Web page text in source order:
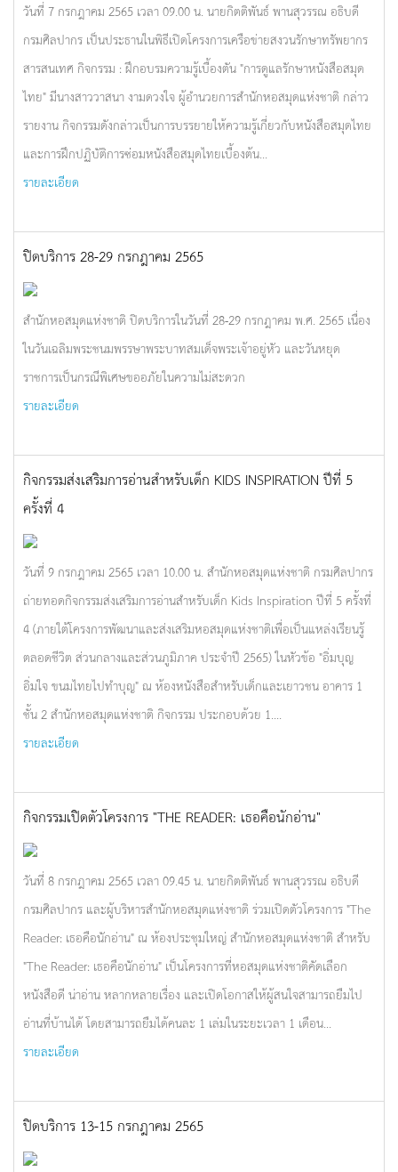
วันที่ 7 กรกฎาคม 2565 เวลา 09.00 น. นายกิตติพันธ์ พานสุวรรณ อธิบดี
กรมศิลปากร เป็นประธานในพิธีเปิดโครงการเครือข่ายสงวนรักษาทรัพยากร
สารสนเทศ กิจกรรม : ฝึกอบรมความรู้เบื้องตัน "การดูแลรักษาหนังสือสมุด
ไทย" มีนางสาววาสนา งามดวงใจ ผู้อำนวยการสำนักหอสมุดแห่งชาติ กล่าว
รายงาน กิจกรรมดังกล่าวเป็นการบรรยายให้ความรู้เกี่ยวกับหนังสือสมุดไทย
และการฝึกปฏิบัติการซ่่อมหนังสือสมุดไทยเบื้องต้น...
รายละเอียด
ปิดบริการ 28-29 กรกฎาคม 2565
สำนักหอสมุดแห่งชาติ ปิดบริการในวันที่ 28-29 กรกฎาคม พ.ศ. 2565 เนื่อง
ในวันเฉลิมพระชนมพรรษาพระบาทสมเด็จพระเจ้าอยู่หัว และวันหยุด
ราชการเป็นกรณีพิเศษขออภัยในความไม่สะดวก
รายละเอียด
กิจกรรมส่งเสริมการอ่านสำหรับเด็ก KIDS INSPIRATION ปีที่ 5
ครั้งที่ 4
วันที่ 9 กรกฎาคม 2565 เวลา 10.00 น. สำนักหอสมุดแห่งชาติ กรมศิลปากร
ถ่ายทอดกิจกรรมส่งเสริมการอ่านสำหรับเด็ก Kids Inspiration ปีที่ 5 ครั้งที่
4 (ภายใต้โครงการพัฒนาและส่งเสริมหอสมุดแห่งชาติเพื่อเป็นแหล่งเรียนรู้
ตลอดชีวิต ส่วนกลางและส่วนภูมิภาค ประจำปี 2565) ในหัวข้อ "อิ่มบุญ
อิ่มใจ ขนมไทยไปทำบุญ" ณ ห้องหนังสือสำหรับเด็กและเยาวชน อาคาร 1
ชั้น 2 สำนักหอสมุดแห่งชาติ กิจกรรม ประกอบด้วย 1....
รายละเอียด
กิจกรรมเปิดตัวโครงการ "THE READER: เธอคือนักอ่าน"
วันที่ 8 กรกฎาคม 2565 เวลา 09.45 น. นายกิตติพันธ์ พานสุวรรณ อธิบดี
กรมศิลปากร และผู้บริหารสำนักหอสมุดแห่งชาติ ร่วมเปิดตัวโครงการ "The
Reader: เธอคือนักอ่าน" ณ ห้องประชุมใหญ่ สำนักหอสมุดแห่งชาติ สำหรับ
"The Reader: เธอคือนักอ่าน" เป็นโครงการที่หอสมุดแห่งชาติคัดเลือก
หนังสือดี น่าอ่าน หลากหลายเรื่อง และเปิดโอกาสให้ผู้สนใจสามารถยืมไป
อ่านที่บ้านได้ โดยสามารถยืมได้คนละ 1 เล่มในระยะเวลา 1 เดือน...
รายละเอียด
ปิดบริการ 13-15 กรกฎาคม 2565